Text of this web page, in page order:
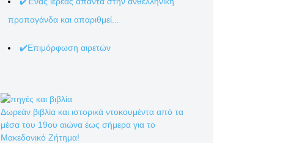
προπαγάνδα και απαριθμεί...
✔️Επιμόρφωση αιρετών
Δωρεάν βιβλία και ιστορικά ντοκουμέντα από τα
μέσα του 19ου αιώνα έως σήμερα για το
Μακεδονικό Ζήτημα!